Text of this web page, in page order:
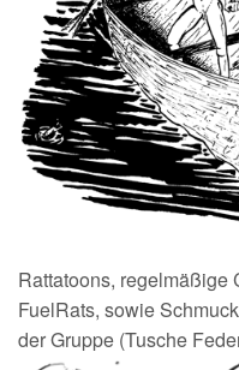
Rattatoons, regelmäßige
FuelRats, sowie
der Gruppe (Tusche